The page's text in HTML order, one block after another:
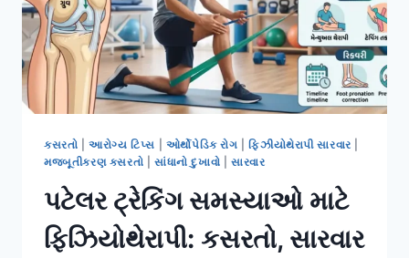
કસરતો |આરોગ્ય ટિપ્સ ઓર્થોપેડિક રોગ |ફિઝીયોથેરાપી સારવાર
મજબૂતીકરણ કસરતો
સાંધાનો દુખાવો સારવાર
પટેલર ટ્રેકિંગ સમસ્યાઓ માટે
ફિઝિયોથેરાપી: કસરતો, સારવાર